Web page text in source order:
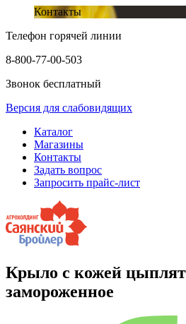
Контакты
Телефон горячей линии
8-800-77-00-503
Звонок бесплатный
Версия для слабовидящих
Каталог
Магазины
Контакты
Задать вопрос
Запросить прайс-лист
Крыло с кожей
замороженное